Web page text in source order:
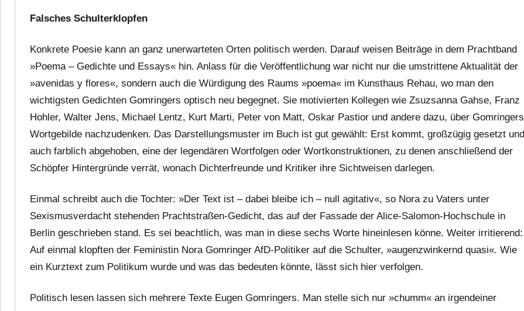
Falsches Schulterklopfen
Konkrete Poesie kann an ganz unerwarteten Orten politisch werden. Darauf weisen Beiträge in dem Prachtband
»Poema – Gedichte und Essays« hin. Anlass für die Veröffentlichung war nicht nur die umstrittene Aktualität der
»avenidas y flores«, sondern auch die Würdigung des Raums »poema« im Kunsthaus Rehau, wo man den
wichtigsten Gedichten Gomringers optisch neu begegnet. Sie motivierten Kollegen wie Zsuzsanna Gahse, Franz
Hohler, Walter Jens, Michael Lentz, Kurt Marti, Peter von Matt, Oskar Pastior und andere dazu, über Gomringers
Wortgebilde nachzudenken. Das Darstellungsmuster im Buch ist gut gewählt: Erst kommt, großzügig gesetzt und
auch farblich abgehoben, eine der legendären Wortfolgen oder Wortkonstruktionen, zu denen anschließend der
Schöpfer Hintergründe verrät, wonach Dichterfreunde und Kritiker ihre Sichtweisen darlegen.
Einmal schreibt auch die Tochter: »Der Text ist – dabei bleibe ich – null agitativ«, so Nora zu Vaters unter
Sexismusverdacht stehenden Prachtstraßen-Gedicht, das auf der Fassade der Alice-Salomon-Hochschule in
Berlin geschrieben stand. Es sei beachtlich, was man in diese sechs Worte hineinlesen könne. Weiter irritierend:
Auf einmal klopften der Feministin Nora Gomringer AfD-Politiker auf die Schulter, »augenzwinkernd quasi«. Wie
ein Kurztext zum Politikum wurde und was das bedeuten könnte, lässt sich hier verfolgen.
Politisch lesen lassen sich mehrere Texte Eugen Gomringers. Man stelle sich nur »chumm« an irgendeiner